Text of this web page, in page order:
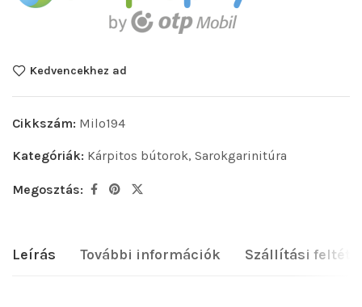
Kedvencekhez ad
Cikkszám: Milo194
Kategóriák: Kárpitos bútorok, Sarokgarinitúra
Megosztás:
Leírás További információk Szállítási